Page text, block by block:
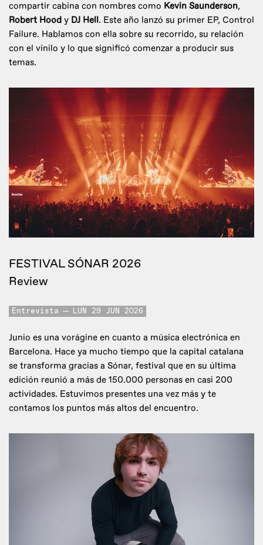
compartir cabina con nombres como Kevin Saunderson,
Robert Hood y DJ Hell. Este año lanzó su primer EP, Control
Failure. Hablamos con ella sobre su recorrido, su relación
con el vinilo y lo que significó comenzar a producir sus
temas.
FESTIVAL SÓNAR 2026
Review
Entrevista LUN 29 JUN 2026
Junio es una vorágine en cuanto a música electrónica en
Barcelona. Hace ya mucho tiempo que la capital catalana
se transforma gracias a Sónar, festival que en su última
edición reunió a más de 150.000 personas en casi 200
actividades. Estuvimos presentes una vez más y te
contamos los puntos más altos del encuentro.